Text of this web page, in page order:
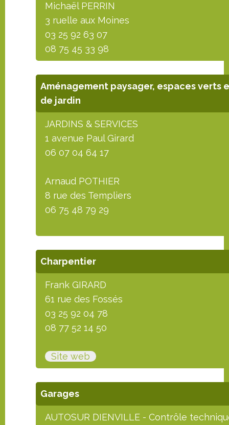
Michaël PERRIN
3 ruelle aux Moines
03 25 92 63 07
08 75 45 33 98
Aménagement paysager, espaces verts
de jardin
JARDINS & SERVICES
1 avenue Paul Girard
06 07 04 64 17
Arnaud POTHIER
8 rue des Templiers
06 75 48 79 29
Charpentier
Frank GIRARD
61 rue des Fossés
03 25 92 04 78
08 77 52 14 50
Site web
Garages
AUTOSUR DIENVILLE - Contrôle